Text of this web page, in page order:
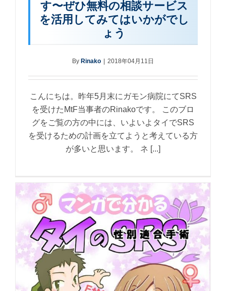
す〜ぜひ無料の相談サービス
を活用してみてはいかがでし
ょう
By Rinako | 2018年04月11日
こんにちは。昨年5月末にガモン病院にてSRS
を受けたMtF当事者のRinakoです。 このブロ
グをご覧の方の中には、いよいよタイでSRS
を受けるための計画を立てようと考えている方
が多いと思います。 ネ [...]